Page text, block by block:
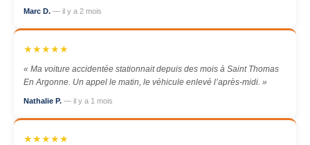
Marc D. — il y a 2 mois
★★★★★
« Ma voiture accidentée stationnait depuis des mois à Saint Thomas
En Argonne. Un appel le matin, le véhicule enlevé l’après-midi. »
Nathalie P. — il y a 1 mois
★★★★★